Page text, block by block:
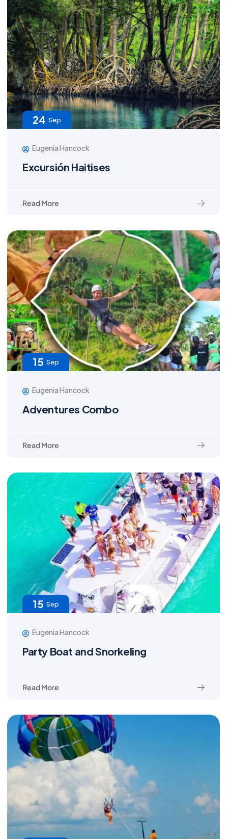
24 Sep
Eugenia Hancock
Excursión Haitises
Read More
15 Sep
Eugenia Hancock
Adventures Combo
Read More
15 Sep
Eugenia Hancock
Party Boat and Snorkeling
Read More